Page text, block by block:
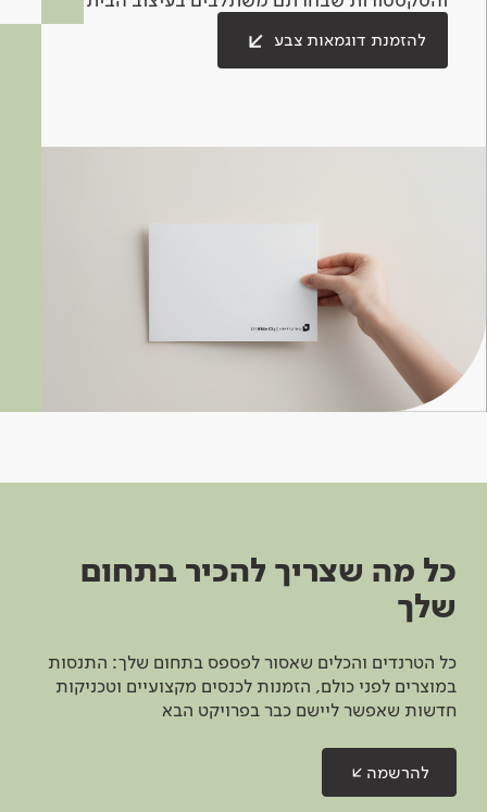
להזמנת דוגמאות צבע
כל מה שצריך להכיר בתחום
שלך
כל הטרנדים והכלים שאסור לפספס בתחום שלך: התנסות
במוצרים לפני כולם, הזמנות לכנסים מקצועיים וטכניקות
חדשות שאפשר ליישם כבר בפרויקט הבא
להרשמה